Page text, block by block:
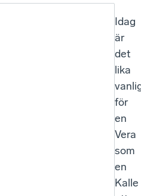
Idag
är
det
lika
för
en
Vera
som
en
Kalle